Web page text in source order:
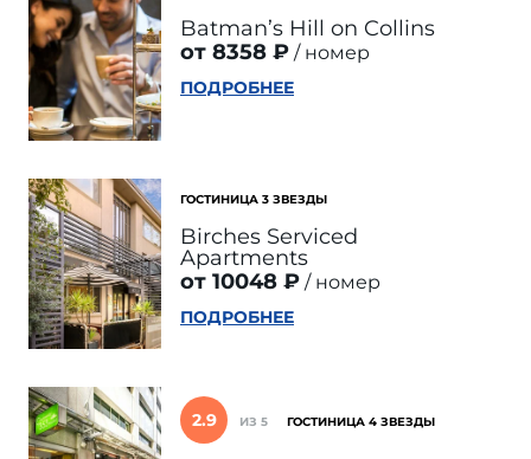
Batman’s Hill on Collins
от 8358 ₽
номер
ПОДРОБНЕЕ
ГОСТИНИЦА 3 ЗВЕЗДЫ
Birches Serviced
Apartments
от 10048 ₽
номер
ПОДРОБНЕЕ
2.9 ИЗ 5 ГОСТИНИЦА 4 ЗВЕЗДЫ